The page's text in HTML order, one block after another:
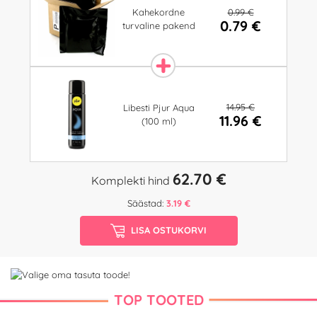
Kahekordne
turvaline pakend
0.99 €
0.79 €
Libesti Pjur Aqua
(100 ml)
14.95 €
11.96 €
Komplekti hind 62.70 €
Säästad: 3.19 €
LISA OSTUKORVI
TOP TOOTED